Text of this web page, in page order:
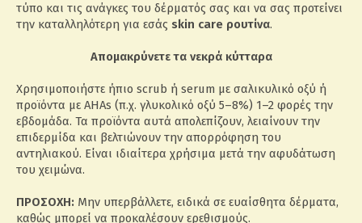
τύπο και τις ανάγκες του δέρματός σας και να σας προτείνει
την καταλληλότερη για εσάς skin care ρουτίνα.
Απομακρύνετε τα νεκρά κύτταρα
Χρησιμοποιήστε ήπιο scrub ή serum με σαλικυλικό οξύ ή
προϊόντα με AHAs (π.χ. γλυκολικό οξύ 5–8%) 1–2 φορές την
εβδομάδα. Τα προϊόντα αυτά απολεπίζουν, λειαίνουν την
επιδερμίδα και βελτιώνουν την απορρόφηση του
αντηλιακού. Είναι ιδιαίτερα χρήσιμα μετά την αφυδάτωση
του χειμώνα.
ΠΡΟΣΟΧΗ: Μην υπερβάλλετε, ειδικά σε ευαίσθητα δέρματα,
καθώς μπορεί να προκαλέσουν ερεθισμούς.